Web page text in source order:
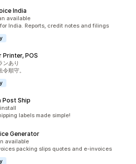
India
件available
India. Reports, credit notes and filings
Printer, POS
件
ンあり
順守。
Post Ship
件
labels made simple!
Generator
available
packing slips quotes and e-invoices